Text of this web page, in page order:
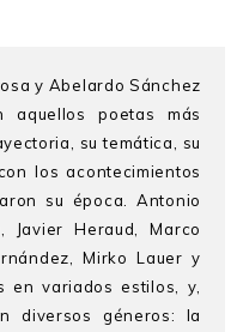
y Abelardo Sánchez
poetas más
su temática, su
los acontecimientos
su época. Antonio
Javier Heraud, Marco
Mirko Lauer y
en variados estilos, y,
diversos géneros: la